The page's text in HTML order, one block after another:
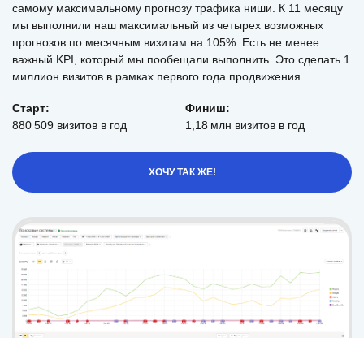
самому максимальному прогнозу трафика ниши. К 11 месяцу
мы выполнили наш максимальный из четырех возможных
прогнозов по месячным визитам на 105%. Есть не менее
важный KPI, который мы пообещали выполнить. Это сделать 1
миллион визитов в рамках первого года продвижения.
Старт:
880 509 визитов в год
Финиш:
1,18 млн визитов в год
ХОЧУ ТАК ЖЕ!